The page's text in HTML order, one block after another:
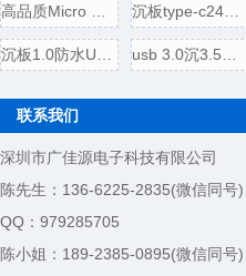
高品质Micro USB 5P B型口母座 沉板type-c24p母座,usb 3.1连接
沉板1.0防水USB 3.1 TYPE-C24 usb 3.0沉3.5壳四脚全贴,直边
联系我们
深圳市广佳源电子科技有限公司
陈先生：136-6225-2835(微信同号)
QQ：979285705
陈小姐：189-2385-0895(微信同号)